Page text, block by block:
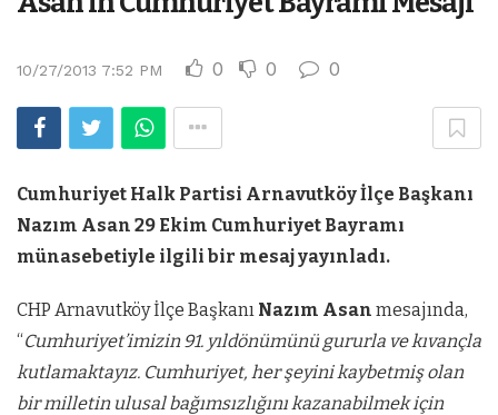
10/27/2013 7:52 PM 0 0 0
Cumhuriyet Halk Partisi Arnavutköy İlçe Başkanı
Nazım Asan 29 Ekim Cumhuriyet Bayramı
münasebetiyle ilgili bir mesaj yayınladı.
CHP Arnavutköy İlçe Başkanı Nazım Asan mesajında,
“Cumhuriyet’imizin 91. yıldönümünü gururla ve kıvançla
kutlamaktayız. Cumhuriyet, her şeyini kaybetmiş olan
bir milletin ulusal bağımsızlığını kazanabilmek için